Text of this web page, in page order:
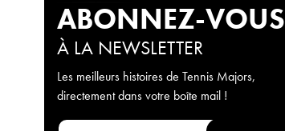
ABONNEZ-VOUS
À LA NEWSLETTER
Les meilleurs histoires de Tennis Majors,
directement dans votre boîte mail !